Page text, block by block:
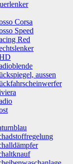
Corsa
Speed
Red
aussen